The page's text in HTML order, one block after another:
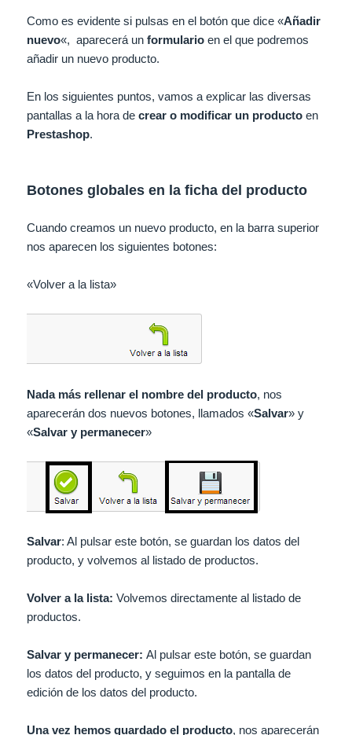
Como es evidente si pulsas en el botón que dice «Añadir
nuevo«, aparecerá unformulario en el que podremos
añadir un nuevo producto.
En los siguientes puntos, vamos a explicar las diversas
pantallas a la hora decrear o modificar un producto en
Prestashop.
Botones globales en la ficha del producto
Cuando creamos un nuevo producto, en la barra superior
nos aparecen los siguientes botones:
«Volver a la lista»
Nada más rellenar el nombre del producto, nos
aparecerán dos nuevos botones, llamados «Salvar» y
«Salvar y permanecer»
Salvar: Al pulsar este botón, se guardan los datos del
producto, y volvemos al listado de productos.
Volver a la lista: Volvemos directamente al listado de
productos.
Salvar y permanecer:Al pulsar este botón, se guardan
los datos del producto, y seguimos en la pantalla de
edición de los datos del producto.
Una vez hemos guardado el producto, nos aparecerán